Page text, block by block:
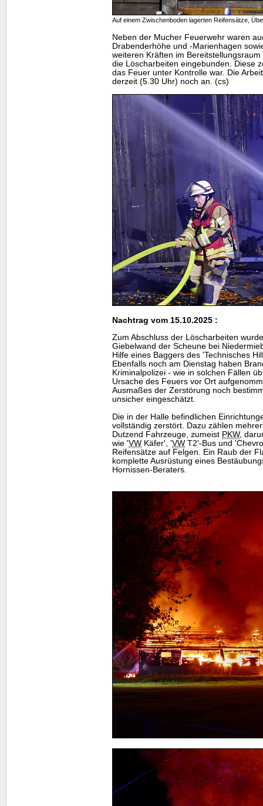
Auf einem Zwischenboden lagerten Reifensätze,
Neben der Mucher Feuerwehr waren
Drabenderhöhe und -Marienhagen
weiteren Kräften im
die Löscharbeiten eingebunden. Diese
das Feuer unter Kontrolle war. Die
derzeit (5.30 Uhr) noch an. (cs)
Nachtrag vom 15.10.2025 :
Zum Abschluss der Löscharbeiten
Giebelwand der Scheune bei
Hilfe eines Baggers des 'Technisches
Ebenfalls noch am Dienstag haben
Kriminalpolizei - wie in solchen Fällen
Ursache des Feuers vor Ort
Ausmaßes der Zerstörung noch
unsicher eingeschätzt.
Die in der Halle befindlichen
vollständig zerstört. Dazu zählen
Dutzend Fahrzeuge, zumeist PKW,
wie 'VW Käfer', 'VW T2'-Bus und '
Reifensätze auf Felgen. Ein Raub der
komplette Ausrüstung eines
Hornissen-Beraters.